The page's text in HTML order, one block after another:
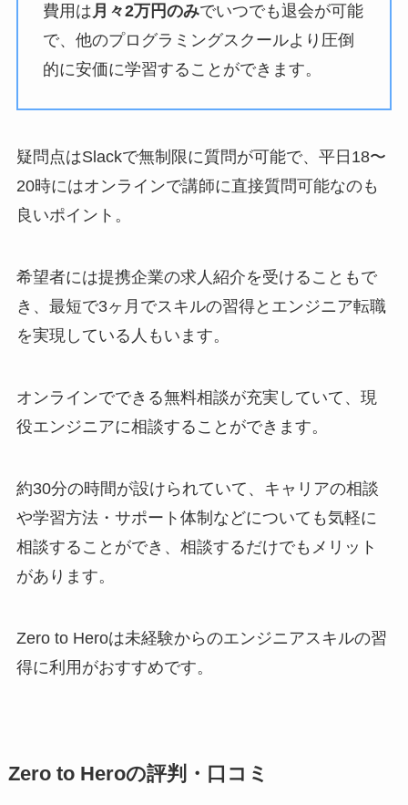
費用は 月々2万円のみでいつでも退会が可能
で、他のプログラミングスクールより圧倒
的に安価に学習することができます。
疑問点はSlackで無制限に質問が可能で、平日18〜
20時にはオンラインで講師に直接質問可能なのも
良いポイント。
希望者には提携企業の求人紹介を受けることもで
き、最短で3ヶ月でスキルの習得とエンジニア転職
を実現している人もいます。
オンラインでできる無料相談が充実していて、現
役エンジニアに相談することができます。
約30分の時間が設けられていて、キャリアの相談
や学習方法・サポート体制などについても気軽に
相談することができ、相談するだけでもメリット
があります。
Zero to Heroは未経験からのエンジニアスキルの習
得に利用がおすすめです。
Zero to Heroの評判・口コミ